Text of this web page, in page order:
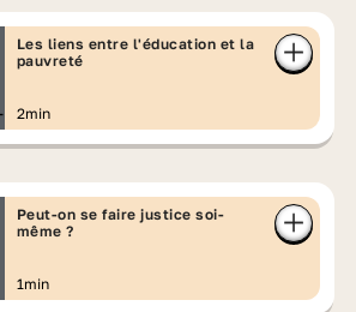
Les liens entre l'éducation et la
pauvreté
2min
Peut-on se faire justice soi-
même ?
1min